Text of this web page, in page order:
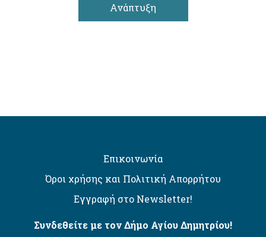
Ανάπτυξη
Επικοινωνία
Όροι χρήσης και Πολιτική Απορρήτου
Εγγραφή στο Newsletter!
Συνδεθείτε με τον Δήμο Αγίου Δημητρίου!